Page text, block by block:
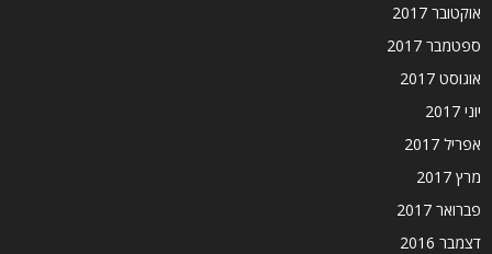
אוקטובר 2017
ספטמבר 2017
אוגוסט 2017
יוני 2017
אפריל 2017
מרץ 2017
פברואר 2017
דצמבר 2016